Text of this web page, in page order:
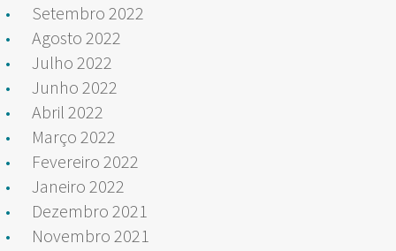
Setembro 2022
Agosto 2022
Julho 2022
Junho 2022
Abril 2022
Março 2022
Fevereiro 2022
Janeiro 2022
Dezembro 2021
Novembro 2021